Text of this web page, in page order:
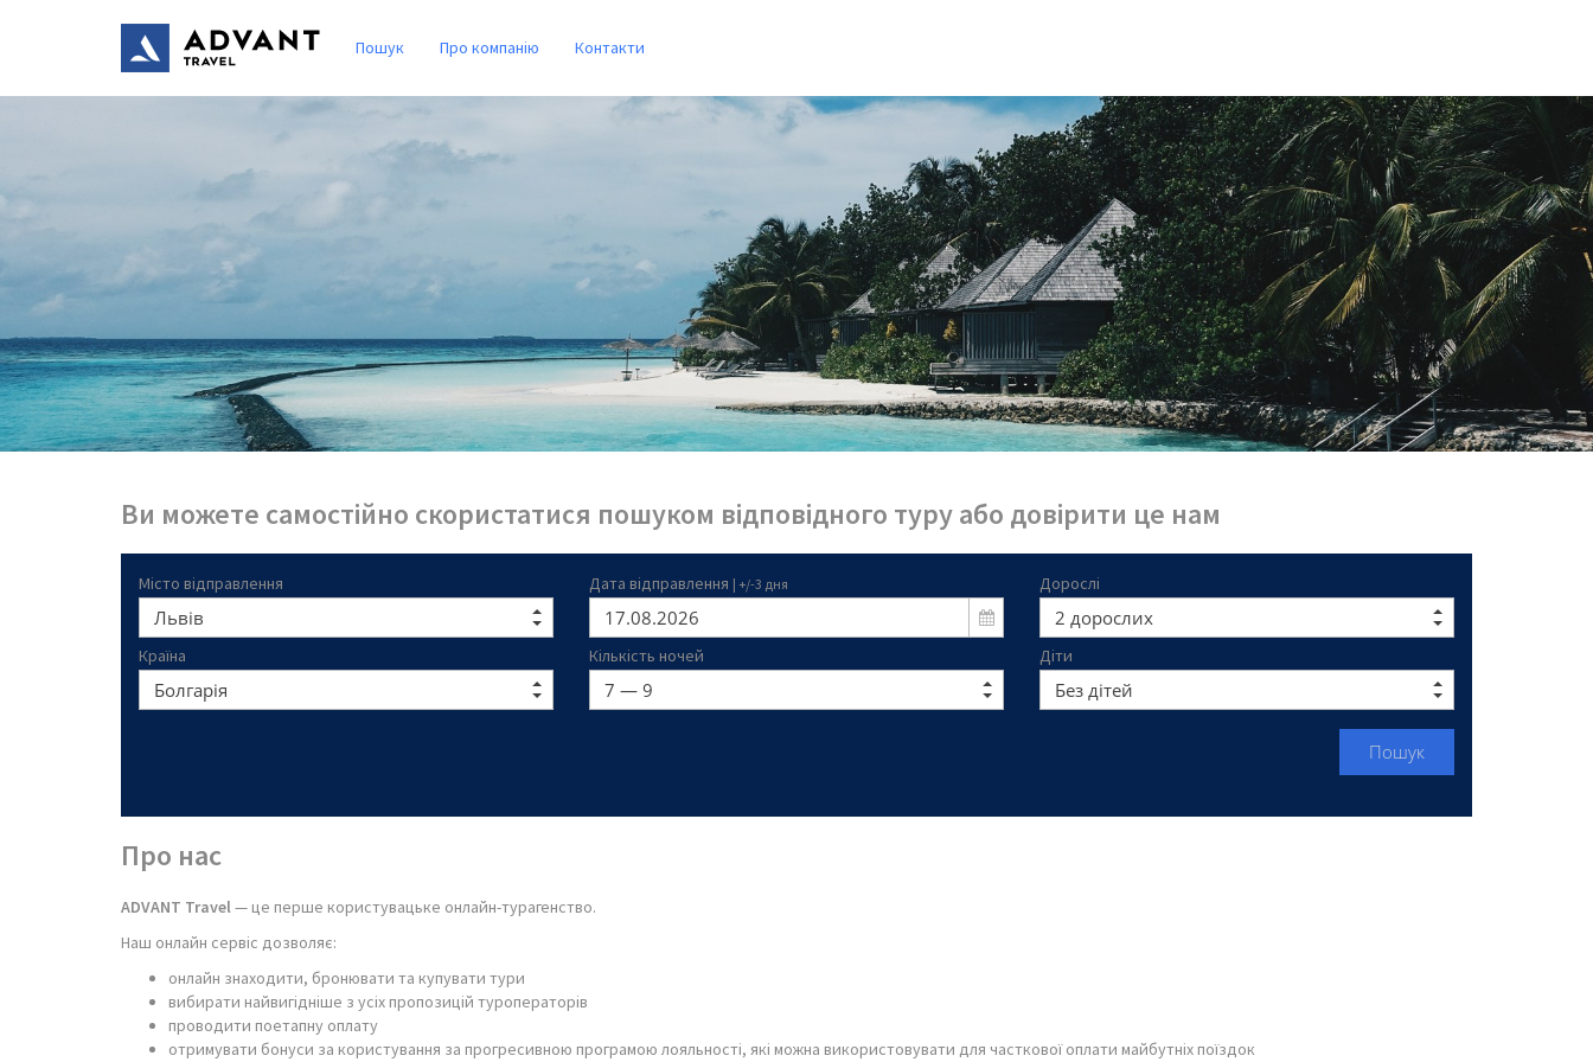
Пошук Про компанію Контакти
Ви можете самостійно скористатися пошуком відповідного туру або довірити це нам
Місто відправлення
Країна
Дата відправлення | +/-3 дня
Кількість ночей
Дорослі
Діти
Пошук
Про нас
ADVANT Travel— це перше користувацьке онлайн-турагенство.
Наш онлайн сервіс дозволяє:
онлайн знаходити, бронювати та купувати тури
вибирати найвигідніше з усіх пропозицій туроператорів
проводити поетапну оплату
отримувати бонуси за користування за прогресивною програмою лояльності, які можна використовувати для часткової оплати майбутніх поїздок